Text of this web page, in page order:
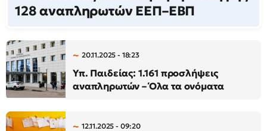
128 αναπληρωτών ΕΕΠ–ΕΒΠ
20.11.2025 - 18:23
Υπ. Παιδείας: 1.161 προσλήψεις
αναπληρωτών – Όλα τα ονόματα
12.11.2025 - 09:20